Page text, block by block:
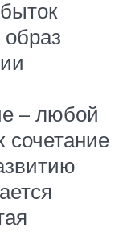
– любой
сочетание